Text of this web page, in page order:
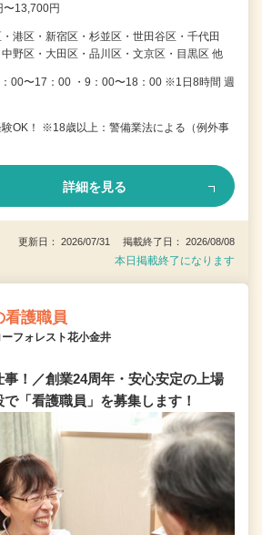
〜13,700円
港区・新宿区・杉並区・世田谷区・千代田
野区・大田区・品川区・文京区・目黒区 他
：00〜17：00 ・9：00〜18：00 ※1日8時間 週
OK！ ※18歳以上：警備業法による（例外事
詳細を見る
更新日： 2026/07/31 掲載終了日： 2026/08/08
本日掲載終了になります
看護職員
フォレスト花小金井
事！／創業24周年・安心安定の上場
「看護職員」を募集します！